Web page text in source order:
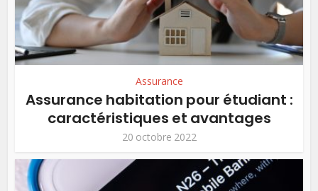
Assurance
Assurance habitation pour étudiant :
caractéristiques et avantages
20 octobre 2022